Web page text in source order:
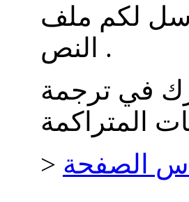
لكم ملف
النص .
في ترجمة
> الصفحة